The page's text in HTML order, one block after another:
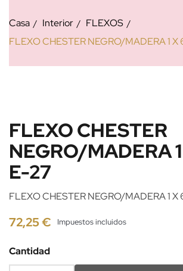
Casa Interior
FLEXOS
FLEXO CHESTER NEGRO/MADERA 1 X
FLEXO CHESTER
NEGRO/MADERA
E-27
FLEXO CHESTER NEGRO/MADERA 1 X
72,25 € Impuestos incluidos
Cantidad